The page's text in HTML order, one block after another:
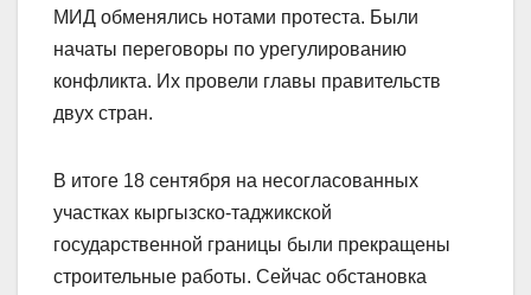
МИД обменялись нотами протеста. Были
начаты переговоры по урегулированию
конфликта. Их провели главы правительств
двух стран.
В итоге 18 сентября на несогласованных
участках кыргызско-таджикской
государственной границы были прекращены
строительные работы. Сейчас обстановка